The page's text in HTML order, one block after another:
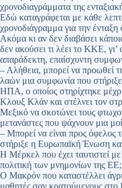
χρονοδιαγράμματα της
Εδώ καταγράφεται με κάθε
χρονοδιάγραμμα για την
Ακόμα κι αν δεν διαβάσει
δεν ακούσει τι λέει το ΚΚΕ,
απαράδεκτη, επαίσχυντη
– Αλήθεια, μπορεί να προωθεί
λαών μια συμφωνία που
ΗΠΑ, ο οποίος στηρίχτηκε
Κλουξ Κλάν και στέλνει τον
Μεξικό να σκοτώνει τους
μετανάστες που ψάχνουν μια
– Μπορεί να είναι προς
στήριξε η Ευρωπαϊκή Ένωση και
Η Μέρκελ που έχει ταυτιστεί με
πολιτική των μνημονίων της ΕΕ;
Ο Μακρόν που καταστέλλει
μαθητές σαν κρατούμενους στο